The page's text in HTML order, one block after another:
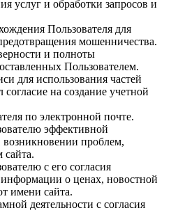
услуг и обработки запросов и
Пользователя для
мошенничества.
и полноты
Пользователем.
для использования частей
согласие на создание учетной
по электронной почте.
эффективной
проблем,
сайта.
с его согласия
о ценах, новостной
имени сайта.
деятельности с согласия